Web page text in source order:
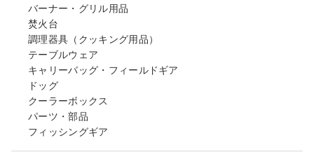
バーナー・グリル用品
焚火台
調理器具（クッキング用品）
テーブルウェア
キャリーバッグ・フィールドギア
ドッグ
クーラーボックス
パーツ・部品
フィッシングギア